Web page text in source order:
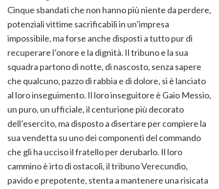
Cinque sbandati che non hanno più niente da perdere,
potenziali vittime sacrificabili in un’impresa
impossibile, ma forse anche disposti a tutto pur di
recuperare l’onore e la dignità. Il tribuno e la sua
squadra partono di notte, di nascosto, senza sapere
che qualcuno, pazzo di rabbia e di dolore, si è lanciato
al loro inseguimento. Il loro inseguitore è Gaio Messio,
un puro, un ufficiale, il centurione più decorato
dell’esercito, ma disposto a disertare per compiere la
sua vendetta su uno dei componenti del commando
che gli ha ucciso il fratello per derubarlo. Il loro
cammino è irto di ostacoli, il tribuno Verecundio,
pavido e prepotente, stenta a mantenere una risicata